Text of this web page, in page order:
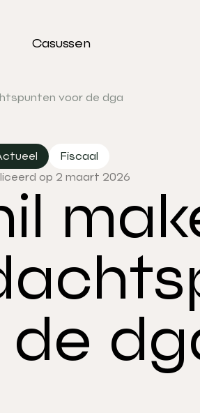
Casussen
voor de dga
Fiscaal
op 2 maart 2026